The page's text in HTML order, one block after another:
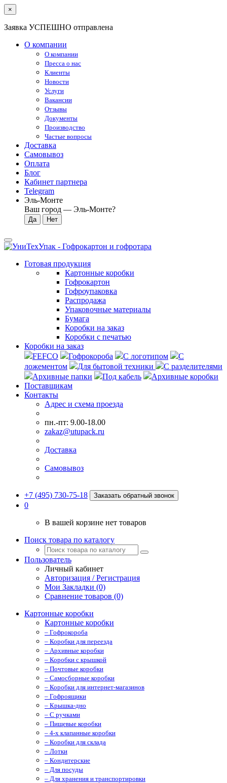
×
Заявка УСПЕШНО отправлена
О компании
О компании
Пресса о нас
Клиенты
Новости
Услуги
Вакансии
Отзывы
Документы
Производство
Частые вопросы
Доставка
Самовывоз
Оплата
Блог
Кабинет партнера
Telegram
Эль-Монте
Ваш город — Эль-Монте?
Готовая продукция
Картонные коробки
Гофрокартон
Гофроупаковка
Распродажа
Упаковочные материалы
Бумага
Коробки на заказ
Коробки с печатью
Коробки на заказ
FEFCO
Гофрокороба С логотипом
С
ложементом
Для бытовой техники
С разделителями
Архивные папки
Под кабель
Архивные коробки
Поставщикам
Контакты
Адрес и схема проезда
пн.-пт: 9.00-18.00
zakaz@utupack.ru
Доставка
Самовывоз
+7 (495) 730-75-18 Заказать обратный звонок
0
В вашей корзине нет товаров
Поиск товара по каталогу
Пользователь
Личный кабинет
Авторизация / Регистрация
Мои Закладки (0)
Сравнение товаров (0)
Картонные коробки
Картонные коробки
– Гофрокороба
– Коробки для переезда
– Архивные коробки
– Коробки с крышкой
– Почтовые коробки
– Самосборные коробки
– Коробки для интернет-магазинов
– Гофроящики
– Крышка-дно
– С ручками
– Пищевые коробки
– 4-х клапанные коробки
– Коробки для склада
– Лотки
– Кондитерские
– Для посуды
– Для хранения и транспортировки